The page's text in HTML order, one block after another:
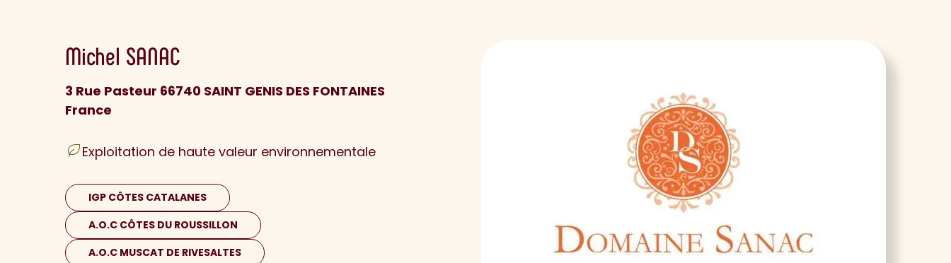
Michel SANAC
3 Rue Pasteur 66740 SAINT GENIS DES FONTAINES
France
Exploitation de haute valeur environnementale
IGP CÔTES CATALANES
A.O.C CÔTES DU ROUSSILLON
A.O.C MUSCAT DE RIVESALTES